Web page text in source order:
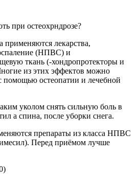
при остеохрндрозе?
применяются лекарства,
(НПВС) и
ткань (-хондропротекторы и
из этих эффектов можно
помощью остеопатии и лечебной
уколом снять сильную боль в
а спина, после уборки снега.
препараты из класса НПВС
Перед приёмом лучше